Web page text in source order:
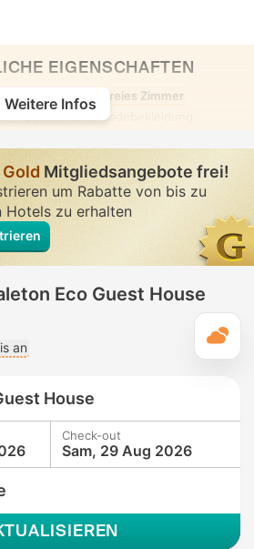
EIGENSCHAFTEN
Alkoholfreies Zimmer
• Bescheidene Badebekleidung
Weitere Infos
Gold Mitgliedsangebote frei!
um Rabatte von bis zu
zu erhalten
Eco Guest House
an
House
Check-out
Sam, 29 Aug 2026